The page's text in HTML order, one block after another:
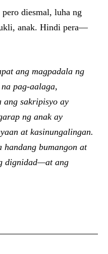
diesmal, luha ng
anak. Hindi pera—
ang magpadala ng
pag-aalaga,
ang sakripisyo ay
ng anak ay
at kasinungalingan.
handang bumangon at
dignidad—at ang